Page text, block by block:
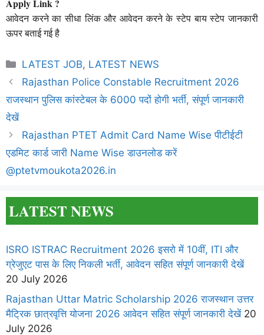
Apply Link ?
आवेदन करने का सीधा लिंक और आवेदन करने के स्टेप बाय स्टेप जानकारी
ऊपर बताई गई है
Categories
LATEST JOB, LATEST NEWS
Rajasthan Police Constable Recruitment 2026
राजस्थान पुलिस कांस्टेबल के 6000 पदों होगी भर्ती, संपूर्ण जानकारी
देखें
Rajasthan PTET Admit Card Name Wise पीटीईटी
एडमिट कार्ड जारी Name Wise डाउनलोड करें
@ptetvmoukota2026.in
LATEST NEWS
ISRO ISTRAC Recruitment 2026 इसरो में 10वीं, ITI और
ग्रेजुएट पास के लिए निकली भर्ती, आवेदन सहित संपूर्ण जानकारी देखें
20 July 2026
Rajasthan Uttar Matric Scholarship 2026 राजस्थान उत्तर
मैट्रिक छात्रवृत्ति योजना 2026 आवेदन सहित संपूर्ण जानकारी देखें20
July 2026